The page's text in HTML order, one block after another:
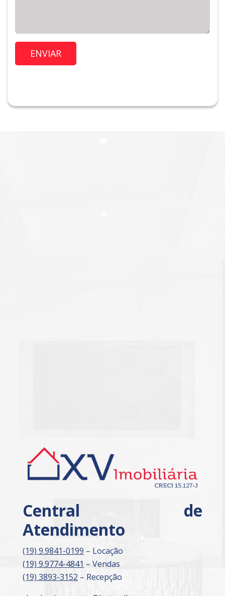
Central de
Atendimento
(19) 9.9841-0199 – Locação
(19) 9.9774-4841 – Vendas
(19) 3893-3152 – Recepção